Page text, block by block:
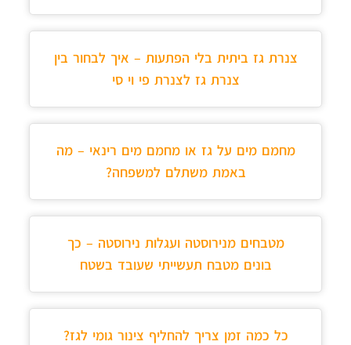
צנרת גז ביתית בלי הפתעות – איך לבחור בין
צנרת גז לצנרת פי וי סי
מחמם מים על גז או מחמם מים רינאי – מה
באמת משתלם למשפחה?
מטבחים מנירוסטה ועגלות נירוסטה – כך
בונים מטבח תעשייתי שעובד בשטח
כל כמה זמן צריך להחליף צינור גומי לגז?